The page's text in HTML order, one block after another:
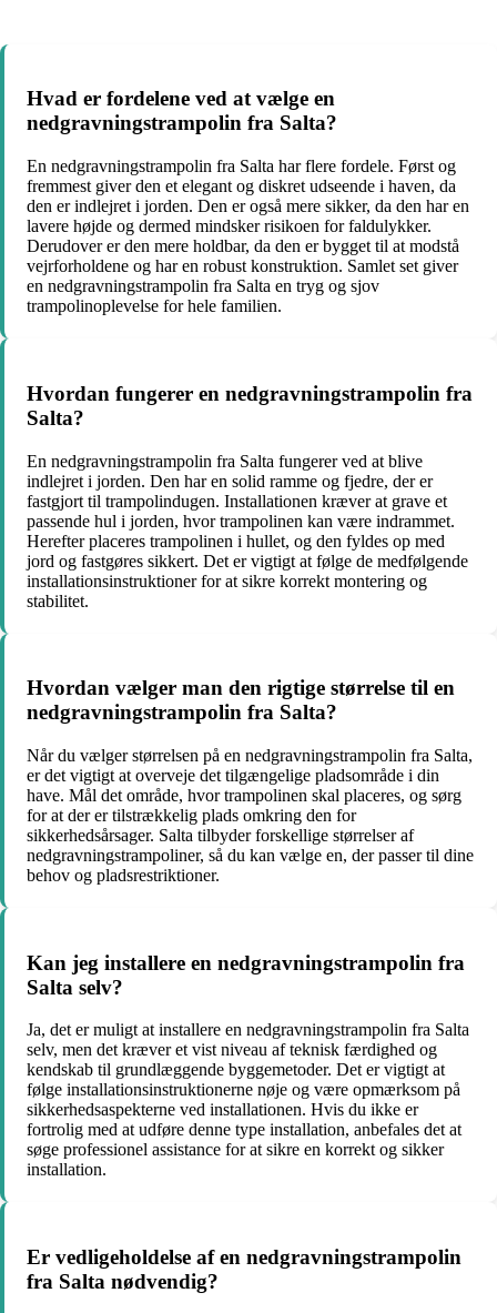
Hvad er fordelene ved at vælge en
nedgravningstrampolin fra Salta?
En nedgravningstrampolin fra Salta har flere fordele. Først og
fremmest giver den et elegant og diskret udseende i haven, da
den er indlejret i jorden. Den er også mere sikker, da den har en
lavere højde og dermed mindsker risikoen for faldulykker.
Derudover er den mere holdbar, da den er bygget til at modstå
vejrforholdene og har en robust konstruktion. Samlet set giver
en nedgravningstrampolin fra Salta en tryg og sjov
trampolinoplevelse for hele familien.
Hvordan fungerer en nedgravningstrampolin fra
Salta?
En nedgravningstrampolin fra Salta fungerer ved at blive
indlejret i jorden. Den har en solid ramme og fjedre, der er
fastgjort til trampolindugen. Installationen kræver at grave et
passende hul i jorden, hvor trampolinen kan være indrammet.
Herefter placeres trampolinen i hullet, og den fyldes op med
jord og fastgøres sikkert. Det er vigtigt at følge de medfølgende
installationsinstruktioner for at sikre korrekt montering og
stabilitet.
Hvordan vælger man den rigtige størrelse til en
nedgravningstrampolin fra Salta?
Når du vælger størrelsen på en nedgravningstrampolin fra Salta,
er det vigtigt at overveje det tilgængelige pladsområde i din
have. Mål det område, hvor trampolinen skal placeres, og sørg
for at der er tilstrækkelig plads omkring den for
sikkerhedsårsager. Salta tilbyder forskellige størrelser af
nedgravningstrampoliner, så du kan vælge en, der passer til dine
behov og pladsrestriktioner.
Kan jeg installere en nedgravningstrampolin fra
Salta selv?
Ja, det er muligt at installere en nedgravningstrampolin fra Salta
selv, men det kræver et vist niveau af teknisk færdighed og
kendskab til grundlæggende byggemetoder. Det er vigtigt at
følge installationsinstruktionerne nøje og være opmærksom på
sikkerhedsaspekterne ved installationen. Hvis du ikke er
fortrolig med at udføre denne type installation, anbefales det at
søge professionel assistance for at sikre en korrekt og sikker
installation.
Er vedligeholdelse af en nedgravningstrampolin
fra Salta nødvendig?